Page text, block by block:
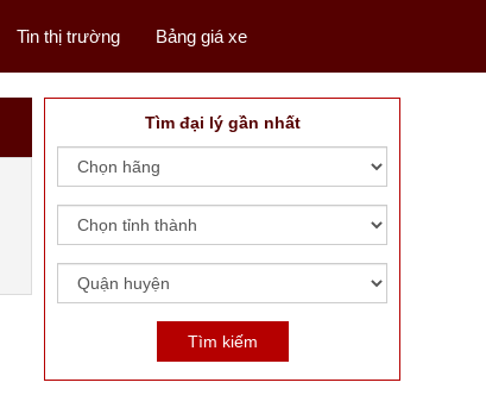
Tin thị trường Bảng giá xe
Tìm đại lý gần nhất